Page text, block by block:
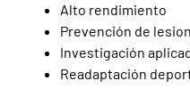
Alto rendimiento
Prevención de
Investigación
Readaptación